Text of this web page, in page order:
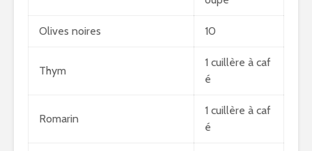
Olives noires 10
Thym
1 cuillère à caf
é
Romarin
1 cuillère à caf
é